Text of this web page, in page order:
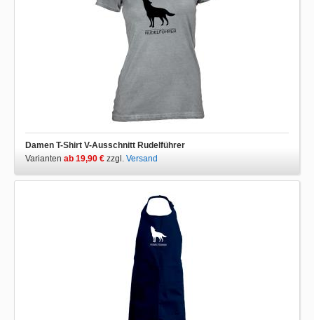
Damen T-Shirt V-Ausschnitt Rudelführer
Varianten ab 19,90 € zzgl. Versand